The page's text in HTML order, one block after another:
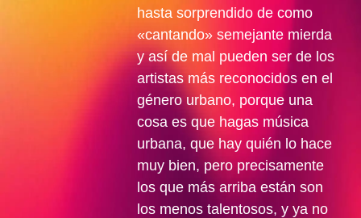
hasta sorprendido de como
«cantando» semejante mierda
y así de mal pueden ser de los
artistas más reconocidos en el
género urbano, porque una
cosa es que hagas música
urbana, que hay quién lo hace
muy bien, pero precisamente
los que más arriba están son
los menos talentosos, y ya no